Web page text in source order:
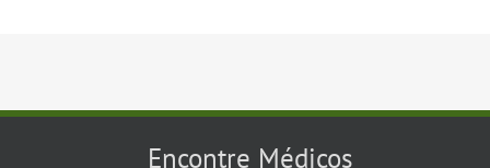
Encontre Médicos